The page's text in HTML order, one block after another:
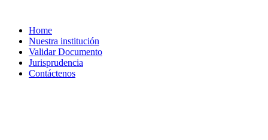
Home
Nuestra institución
Validar Documento
Jurisprudencia
Contáctenos